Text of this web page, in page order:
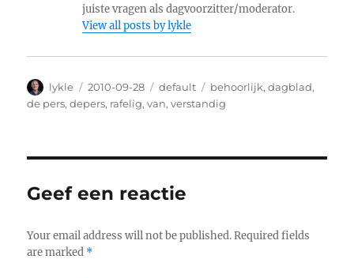
juiste vragen als dagvoorzitter/moderator.
View all posts by lykle
Author
lykle
Posted
on
2010-09-28 Categories
default Tags
behoorlijk,dagblad,
de pers,depers, rafelig,van,verstandig
Geef een reactie
Your email address will not be published. Required fields
are marked *